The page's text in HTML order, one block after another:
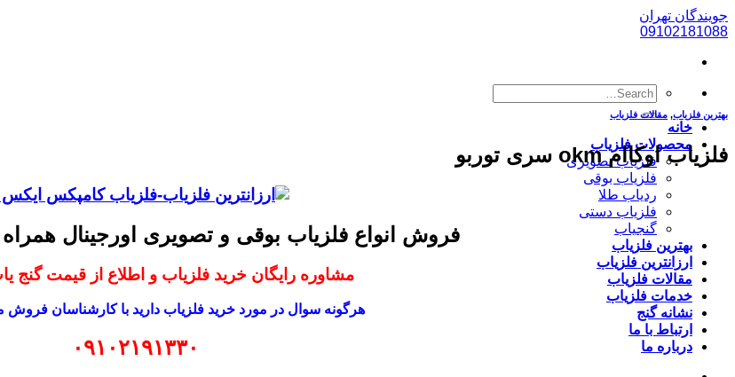
پرش
به
جویندگان تهران
09102181088
خانه
محصولات فلزیاب
فلزیاب تصویری
فلزیاب بوقی
ردیاب طلا
فلزیاب دستی
گنجیاب
بهترین فلزیاب
ارزانترین فلزیاب
مقالات فلزیاب
خدمات فلزیاب
نشانه گنج
ارتباط با ما
درباره ما
بهترین فلزیاب, مقالات فلزیاب
فلزیاب اوکاام okm سری توربو
فروش انواع فلزیاب بوقی و تصویری اورجینال
مشاوره رایگان خرید فلزیاب و اطلاع از قیمت گنج
هرگونه سوال در مورد خرید فلزیاب دارید با کارشناسان فروش
۰۹۱۰۲۱۹۱۳۳۰